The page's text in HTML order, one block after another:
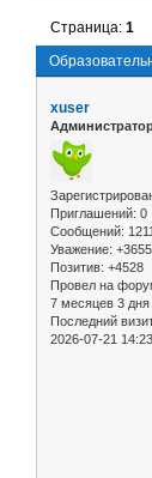
Страница:1
xuser
Приглашений: 0
Сообщений:
Уважение: +3655
Позитив: +4528
Провел на
7 месяцев 3 дня
Последний
2026-07-21